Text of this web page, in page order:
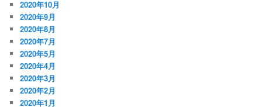
2020年10月
2020年9月
2020年8月
2020年7月
2020年5月
2020年4月
2020年3月
2020年2月
2020年1月